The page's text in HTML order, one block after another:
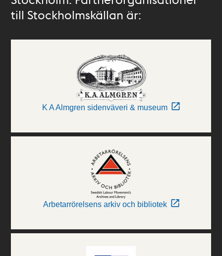
till Stockholmskällan är:
K A Almgren sidenväveri & museum
Arbetarrörelsens arkiv och bibliotek